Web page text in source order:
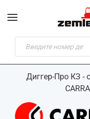
Диггер-Про КЗ -